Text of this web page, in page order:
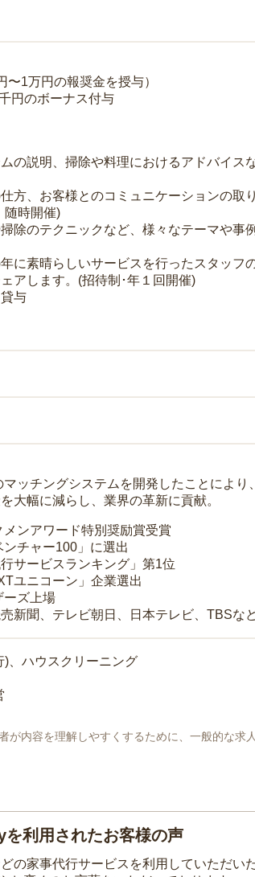
〜1万円の報奨金を授与）
円のボーナス付与
の説明、掃除や料理におけるアドバイス
方、お客様とのコミュニケーションの
随時開催)
除のテクニックなど、様々なテーマや事
に素晴らしいサービスを行ったスタッ
アします。(招待制･年１回開催)
与
ッチングシステムを開発したことによ
大幅に減らし、業界の革新に貢献。
ンアワード特別奨励賞受賞
チャー100」に選出
サービスランキング」第1位
ユニコーン」企業選出
ズ上場
新聞、テレビ朝日、日本テレビ、TBSな
、ハウスクリーニング
内容を理解しやすくするために、一般的な求
を利用されたお客様の声
の家事代行サービスを利用していただい